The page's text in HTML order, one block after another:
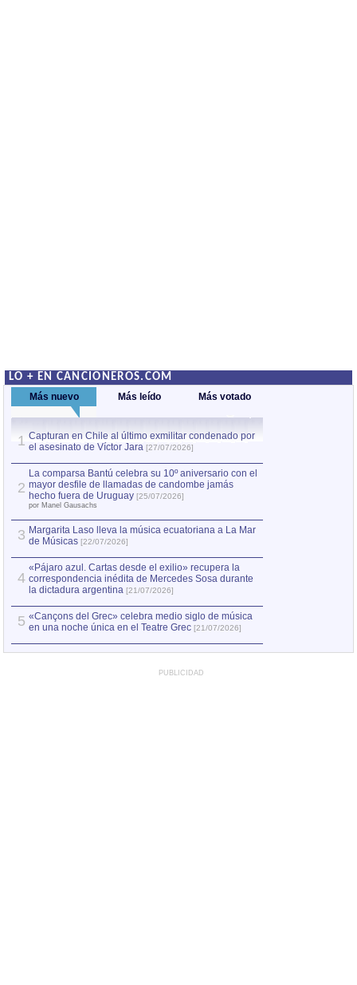
LO + EN CANCIONEROS.COM
Más nuevo Más leído Más votado
1 Capturan en Chile al último exmilitar condenado por
el asesinato de Víctor Jara [27/07/2026]
2
La comparsa Bantú celebra su 10º aniversario con el
mayor desfile de llamadas de candombe jamás
hecho fuera de Uruguay [25/07/2026]
por Manel Gausachs
3 Margarita Laso lleva la música ecuatoriana a La Mar
de Músicas [22/07/2026]
4
«Pájaro azul. Cartas desde el exilio» recupera la
correspondencia inédita de Mercedes Sosa durante
la dictadura argentina [21/07/2026]
5 «Cançons del Grec» celebra medio siglo de música
en una noche única en el Teatre Grec [21/07/2026]
PUBLICIDAD